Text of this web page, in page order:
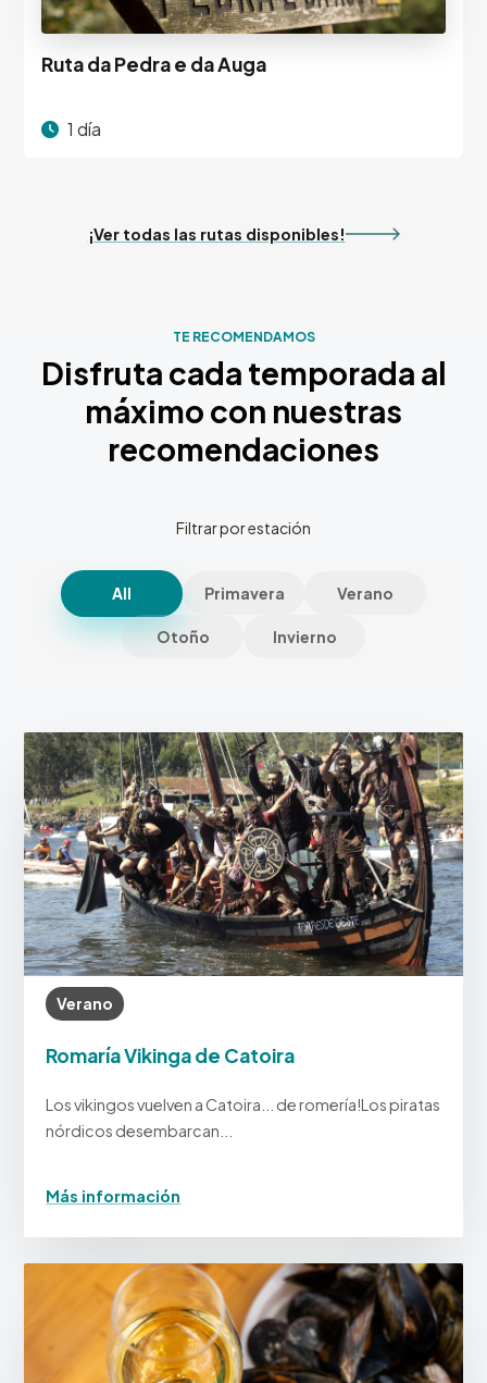
Ruta da Pedra e da Auga
1 día
¡Ver todas las rutas disponibles!
TE RECOMENDAMOS
Disfruta cada temporada al
máximo con nuestras
recomendaciones
Filtrar por estación
All Primavera Verano
Otoño Invierno
Verano
Romaría Vikinga de Catoira
Los vikingos vuelven a Catoira... de romería!Los piratas
nórdicos desembarcan...
Más información